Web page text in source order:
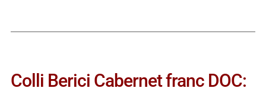
Colli Berici Cabernet franc DOC: